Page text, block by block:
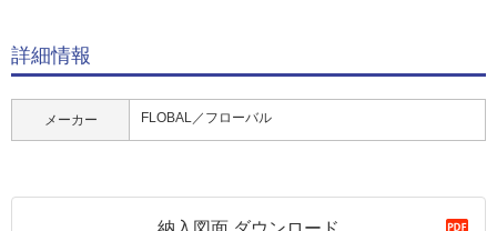
詳細情報
メーカー FLOBAL／フローバル